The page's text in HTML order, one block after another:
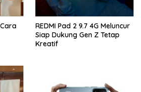
REDMI Pad 2 9.7 4G Meluncur
Siap Dukung Gen Z Tetap
Kreatif